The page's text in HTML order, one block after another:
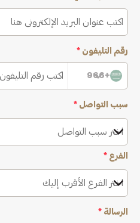
رقم التليفون *
+966
سبب التواصل *
اختر سبب التواصل
الفرع *
اختر الفرع الأقرب إليك
الرسالة *